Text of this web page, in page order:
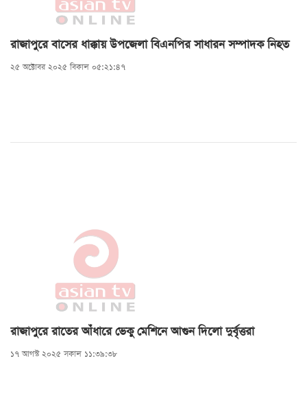
রাজাপুরে বাসের ধাক্কায় উপজেলা বিএনপির সাধারন সম্পাদক নিহত
২৫ অক্টোবর ২০২৫ বিকাল ০৫:২১:৪৭
রাজাপুরে রাতের আঁধারে ভেকু মেশিনে আগুন দিলো দুর্বৃত্তরা
১৭ আগস্ট ২০২৫ সকাল ১১:৩৯:৩৮